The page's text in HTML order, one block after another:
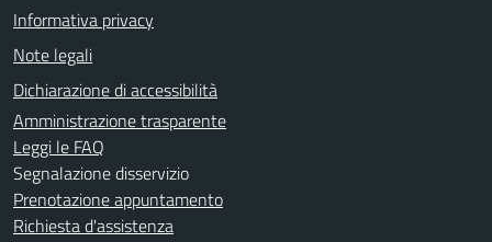
Informativa privacy
Note legali
Dichiarazione di accessibilità
Amministrazione trasparente
Leggi le FAQ
Segnalazione disservizio
Prenotazione appuntamento
Richiesta d'assistenza